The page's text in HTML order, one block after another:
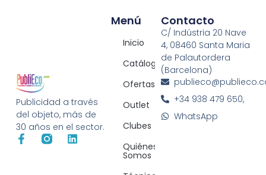
Publicidad a través
del objeto, más de
30 años en el sector.
Menú
Inicio
Catálogos
Ofertas
Outlet
Clubes
Quiénes
Somos
Contacto
C/ Indústria 20 Nave
4, 08460 Santa Maria
de Palautordera
(Barcelona)
+34 938 479 650,
WhatsApp